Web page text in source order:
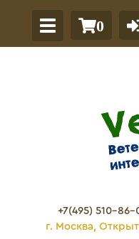
0
+7(495) 510-86-
г. Москва,